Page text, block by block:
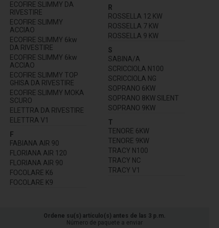
ECOFIRE SLIMMY DA
RIVESTIRE
ECOFIRE SLIMMY
ACCIAO
ECOFIRE SLIMMY 6kw
DA RIVESTIRE
ECOFIRE SLIMMY 6kw
ACCIAO
ECOFIRE SLIMMY TOP
GHISA DA RIVESTIRE
ECOFIRE SLIMMY MOKA
SCURO
ELETTRA DA RIVESTIRE
ELETTRA V1
F
FABIANA AIR 90
FLORIANA AIR 120
FLORIANA AIR 90
FOCOLARE K6
FOCOLARE K9
R
ROSSELLA 12 KW
ROSSELLA 7 KW
ROSSELLA 9 KW
S
SABINA/A
SCRICCIOLA N100
SCRICCIOLA NG
SOPRANO 6KW
SOPRANO 8KW SILENT
SOPRANO 9KW
T
TENORE 6KW
TENORE 9KW
TRACY N100
TRACY NC
TRACY V1
Ordene su(s) artículo(s) antes de las 3 p.m.
Número de paquete a enviar